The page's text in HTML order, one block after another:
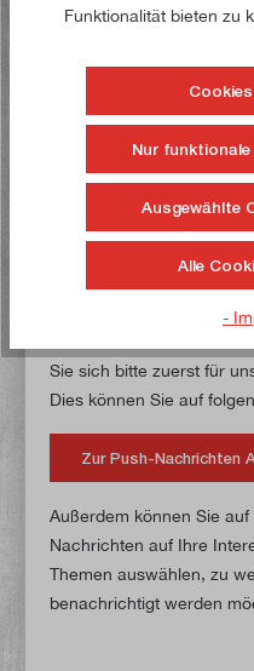
neue Beiträge in
Wenn Sie sich bereits für
angemeldet haben,
Button. Um
Ratgeber veröffentlicht
Sie sich bitte zuerst für
Dies können Sie auf
Zur Push-Nachrichten
Außerdem können Sie
Nachrichten auf Ihre
Themen auswählen, zu
benachrichtigt werden
Funktionalität bieten zu
Nur
Ausgewählte
Alle
-